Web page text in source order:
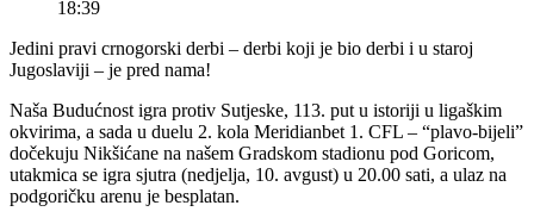
18:39
Jedini pravi crnogorski derbi – derbi koji je bio derbi i u staroj
Jugoslaviji – je pred nama!
Naša Budućnost igra protiv Sutjeske, 113. put u istoriji u ligaškim
okvirima, a sada u duelu 2. kola Meridianbet 1. CFL – “plavo-bijeli”
dočekuju Nikšićane na našem Gradskom stadionu pod Goricom,
utakmica se igra sjutra (nedjelja, 10. avgust) u 20.00 sati, a ulaz na
podgoričku arenu je besplatan.